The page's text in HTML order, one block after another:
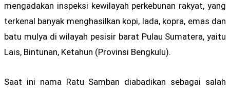
mengadakan inspeksi kewilayah perkebunan rakyat, yang
terkenal banyak menghasilkan kopi, lada, kopra, emas dan
batu mulya di wilayah pesisir barat Pulau Sumatera, yaitu
Lais, Bintunan, Ketahun (Provinsi Bengkulu).
Saat ini nama Ratu Samban diabadikan sebagai salah